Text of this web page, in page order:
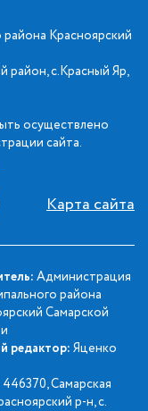
Красноярский
район, с.Красный Яр,
осуществлено
сайта.
Карта сайта
Администрация
района
Самарской
редактор: Яценко
446370, Самарская
р-н, с.